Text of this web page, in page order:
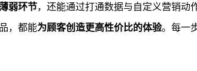
弱环节，还能通过打通数据与自定义营销动
，都能为顾客创造更高性价比的体验。每一